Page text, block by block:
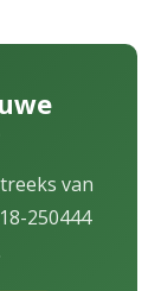
van
250444